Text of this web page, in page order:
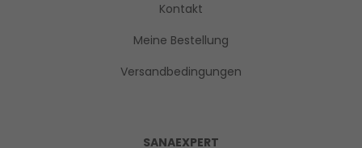
Kontakt
Meine Bestellung
Versandbedingungen
SANAEXPERT